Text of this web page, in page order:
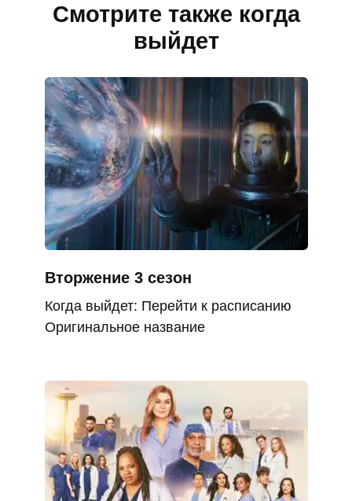
Смотрите также когда
выйдет
Вторжение 3 сезон
Когда выйдет: Перейти к расписанию
Оригинальное название